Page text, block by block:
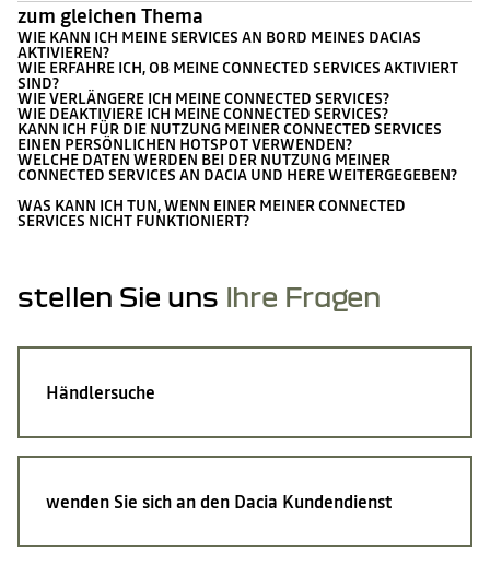
zum gleichen Thema
WIE KANN ICH MEINE SERVICES AN BORD MEINES DACIAS
AKTIVIEREN?
WIE ERFAHRE ICH, OB MEINE CONNECTED SERVICES AKTIVIERT
SIND?
WIE VERLÄNGERE ICH MEINE CONNECTED SERVICES?
WIE DEAKTIVIERE ICH MEINE CONNECTED SERVICES?
KANN ICH FÜR DIE NUTZUNG MEINER CONNECTED SERVICES
EINEN PERSÖNLICHEN HOTSPOT VERWENDEN?
WELCHE DATEN WERDEN BEI DER NUTZUNG MEINER
CONNECTED SERVICES AN DACIA UND HERE WEITERGEGEBEN?
WAS KANN ICH TUN, WENN EINER MEINER CONNECTED
SERVICES NICHT FUNKTIONIERT?
stellen Sie uns Ihre Fragen
Händlersuche
wenden Sie sich an den Dacia Kundendienst